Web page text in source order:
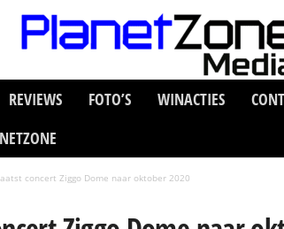
REVIEWS FOTO’S WINACTIES
concert Ziggo Dome naar oktober 2020